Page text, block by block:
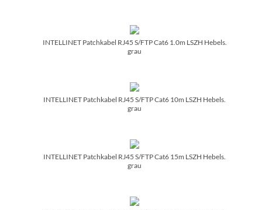
INTELLINET Patchkabel RJ45 S/­FTP Cat6 1.0m LSZH Hebels.
grau
INTELLINET Patchkabel RJ45 S/­FTP Cat6 10m LSZH Hebels.
grau
INTELLINET Patchkabel RJ45 S/­FTP Cat6 15m LSZH Hebels.
grau